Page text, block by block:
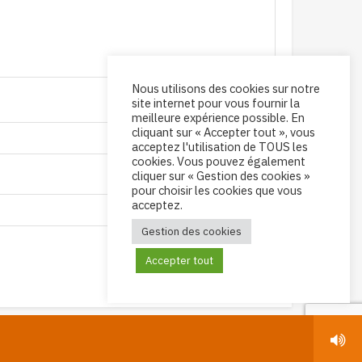
Nous utilisons des cookies sur notre
site internet pour vous fournir la
meilleure expérience possible. En
cliquant sur « Accepter tout », vous
acceptez l'utilisation de TOUS les
cookies. Vous pouvez également
cliquer sur « Gestion des cookies »
pour choisir les cookies que vous
acceptez.
Gestion des cookies
Accepter tout